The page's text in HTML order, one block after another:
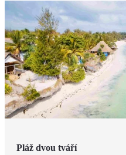
Pláž dvou tváří